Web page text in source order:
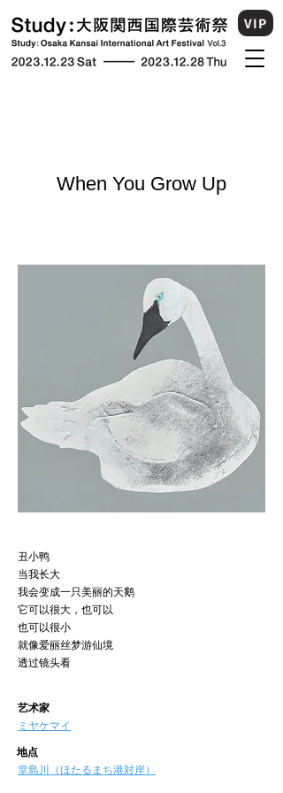
VIP
When You Grow Up
丑小鸭
当我长大
我会变成一只美丽的天鹅
它可以很大，也可以
也可以很小
就像爱丽丝梦游仙境
透过镜头看
艺术家
ミヤケマイ
地点
堂島川（ほたるまち港対岸）